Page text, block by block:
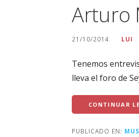
Arturo
21/10/2014 LUI
Tenemos
lleva el foro de
CONTINUAR
PUBLICADO EN: